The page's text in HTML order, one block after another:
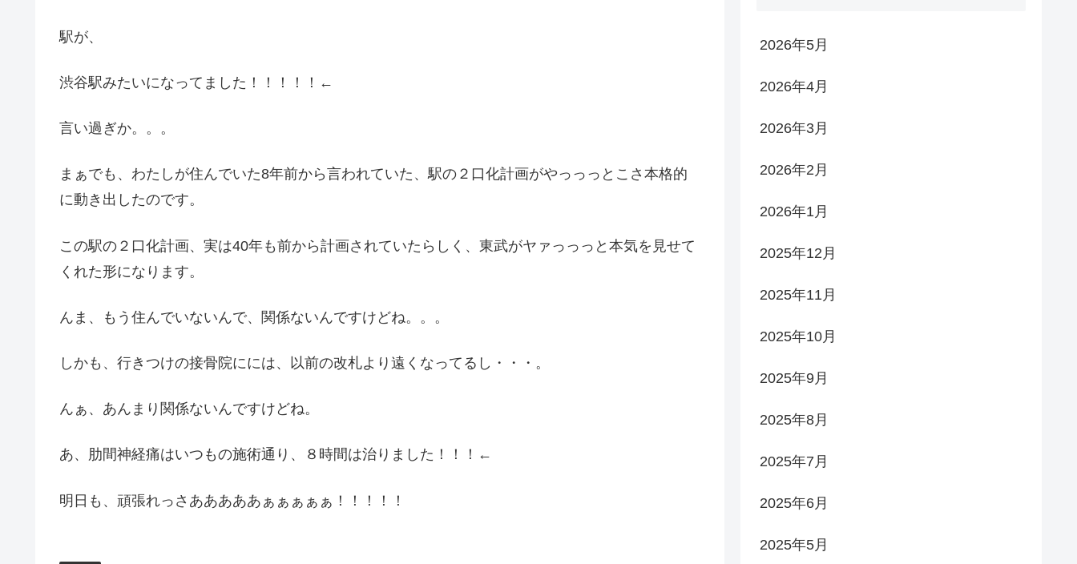
駅が、
渋谷駅みたいになってました！！！！！←
言い過ぎか。。。
まぁでも、わたしが住んでいた8年前から言われていた、駅の２口化計画がやっっっとこさ本格的
に動き出したのです。
この駅の２口化計画、実は40年も前から計画されていたらしく、東武がヤァっっっと本気を見せて
くれた形になります。
んま、もう住んでいないんで、関係ないんですけどね。。。
しかも、行きつけの接骨院にには、以前の改札より遠くなってるし・・・。
んぁ、あんまり関係ないんですけどね。
あ、肋間神経痛はいつもの施術通り、８時間は治りました！！！←
明日も、頑張れっさあああああぁぁぁぁぁ！！！！！
2026年5月
2026年4月
2026年3月
2026年2月
2026年1月
2025年12月
2025年11月
2025年10月
2025年9月
2025年8月
2025年7月
2025年6月
2025年5月